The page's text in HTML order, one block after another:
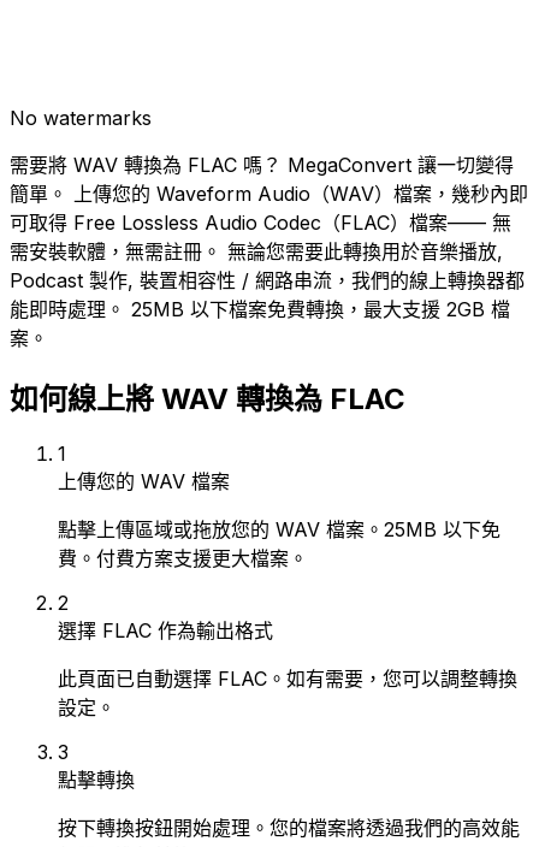
No watermarks
需要將 WAV 轉換為 FLAC 嗎？ MegaConvert 讓一切變得
簡單。 上傳您的 Waveform Audio（WAV）檔案，幾秒內即
可取得 Free Lossless Audio Codec（FLAC）檔案—— 無
需安裝軟體，無需註冊。 無論您需要此轉換用於音樂播放,
Podcast 製作, 裝置相容性 / 網路串流，我們的線上轉換器都
能即時處理。 25MB 以下檔案免費轉換，最大支援 2GB 檔
案。
如何線上將 WAV 轉換為 FLAC
1
上傳您的 WAV 檔案
點擊上傳區域或拖放您的 WAV 檔案。25MB 以下免
費。付費方案支援更大檔案。
2
選擇 FLAC 作為輸出格式
此頁面已自動選擇 FLAC。如有需要，您可以調整轉換
設定。
3
點擊轉換
按下轉換按鈕開始處理。您的檔案將透過我們的高效能